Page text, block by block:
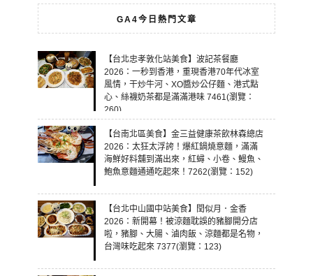
GA4今日熱門文章
【台北忠孝敦化站美食】波記茶餐廳
2026：一秒到香港，重現香港70年代冰室
風情，干炒牛河、XO醬炒公仔麵、港式點
心、絲襪奶茶都是滿滿港味 7461(瀏覽：
260)
【台南北區美食】金三益健康茶飲林森總店
2026：太狂太浮誇！爆紅鍋燒意麵，滿滿
海鮮好料舖到滿出來，紅蟳、小卷、鰻魚、
鮑魚意麵通通吃起來！7262(瀏覽：152)
【台北中山國中站美食】閏似月．金香
2026：新開幕！被涼麵耽誤的豬腳開分店
啦，豬腳、大腸、滷肉飯、涼麵都是名物，
台灣味吃起來 7377(瀏覽：123)